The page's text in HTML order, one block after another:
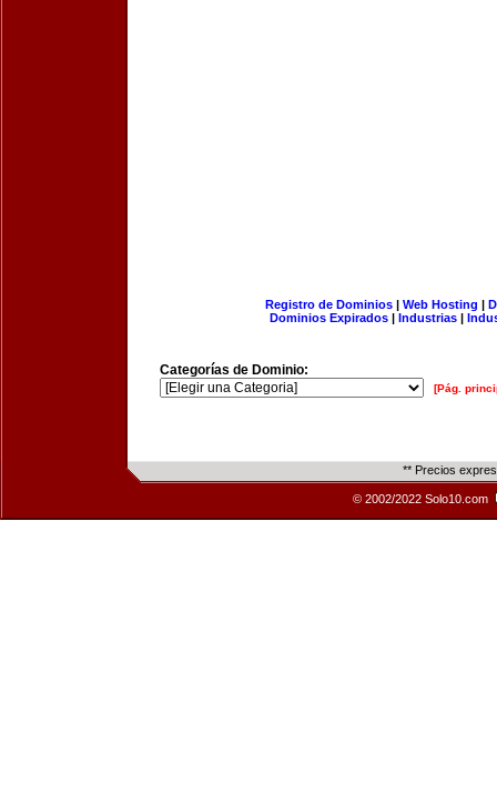
Registro de Dominios| Web Hosting |
Dominios Expirados | Industrias |
Categorías de Dominio:
[Pág.
** Precios
© 2002/2022 Solo10.com